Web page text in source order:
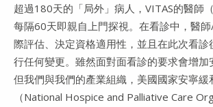
超過180天的「局外」病人，VITAS的醫師
每隔60天即親自上門探視。在看診中，醫
際評估、決定資格適用性，並且在此次看診
行任何變更。雖然面對面看診的要求會增加
但我們與我們的產業組織，美國國家安寧緩
（National Hospice and Palliative Care